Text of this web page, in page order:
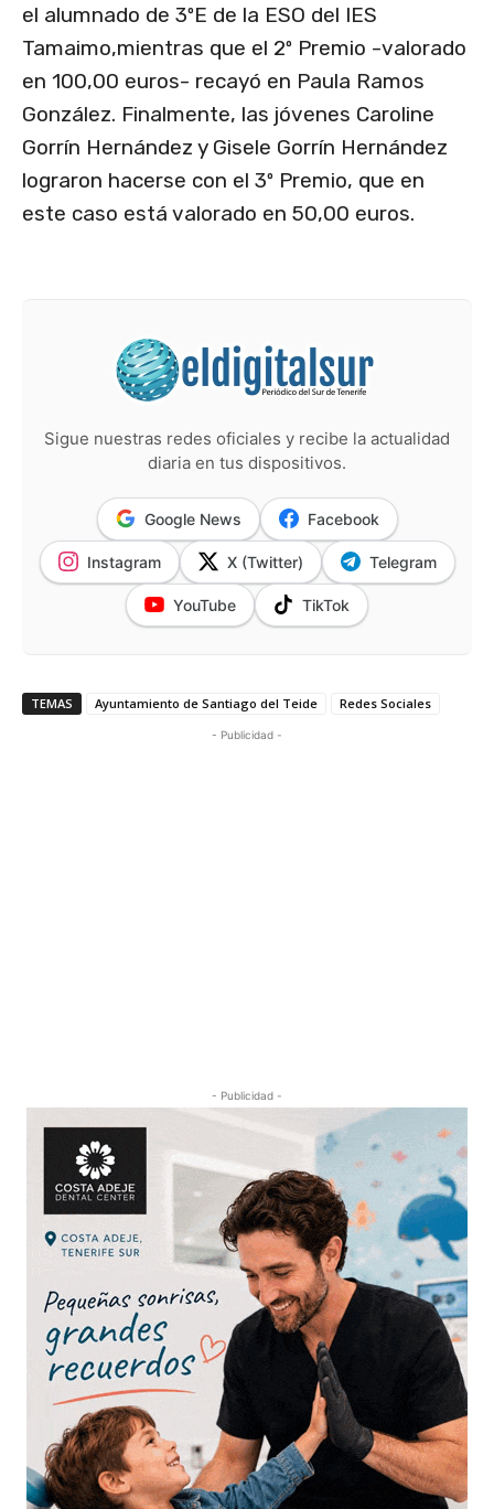
el alumnado de 3ºE de la ESO del IES
Tamaimo,mientras que el 2º Premio -valorado
en 100,00 euros- recayó en Paula Ramos
González. Finalmente, las jóvenes Caroline
Gorrín Hernández y Gisele Gorrín Hernández
lograron hacerse con el 3º Premio, que en
este caso está valorado en 50,00 euros.
Sigue nuestras redes oficiales y recibe la actualidad
diaria en tus dispositivos.
Google News Facebook
Instagram X (Twitter) Telegram
YouTube TikTok
TEMAS Ayuntamiento de Santiago del Teide Redes Sociales
- Publicidad -
- Publicidad -